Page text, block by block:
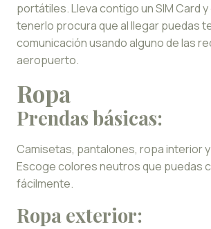
portátiles. Lleva contigo un SIM Card
tenerlo procura que al llegar puedas
comunicación usando alguno de las
aeropuerto.
Ropa
Prendas básicas:
Camisetas, pantalones, ropa interior
Escoge colores neutros que puedas
fácilmente.
Ropa exterior: